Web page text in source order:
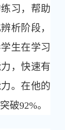
习，帮助
析阶段，
生在学习
，快速有
。在他的
破92%。